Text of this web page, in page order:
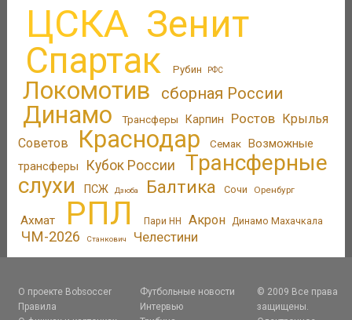
ЦСКА Зенит
Спартак Рубин РФС
Локомотив сборная России
Динамо Трансферы Карпин Ростов Крылья
Советов
Краснодар Семак Возможные
трансферы
Кубок России
Трансферные
слухи
ПСЖ Дзюба Балтика Сочи Оренбург
Ахмат РПЛ Пари НН Акрон Динамо Махачкала
ЧМ-2026 Станкович Челестини
О проекте Bobsoccer
Правила
Футбольные новости
Интервью
© 2009 Все права
защищены.